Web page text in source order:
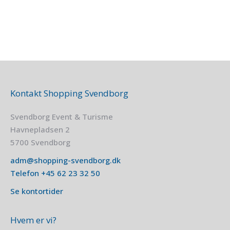
Kontakt Shopping Svendborg
Svendborg Event & Turisme
Havnepladsen 2
5700 Svendborg
adm@shopping-svendborg.dk
Telefon +45 62 23 32 50
Se kontortider
Hvem er vi?